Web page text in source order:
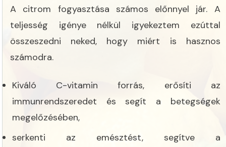
A citrom fogyasztása számos előnnyel jár. A
teljesség igénye nélkül igyekeztem ezúttal
összeszedni neked, hogy miért is hasznos
számodra.
Kiváló C-vitamin forrás, erősíti az
immunrendszeredet és segít a betegségek
megelőzésében,
serkenti az emésztést, segítve a